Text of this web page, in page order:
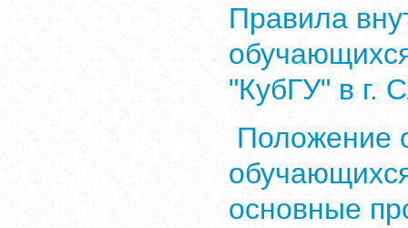
Правила
"КубГУ" в г.
Положение
основные